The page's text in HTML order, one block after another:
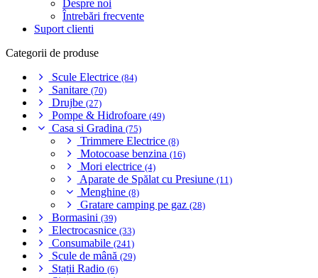
Despre noi
Întrebări frecvente
Suport clienti
Categorii de produse
Scule Electrice (84)
Sanitare (70)
Drujbe (27)
Pompe & Hidrofoare (49)
Casa si Gradina (75)
Trimmere Electrice (8)
Motocoase benzina (16)
Mori electrice (4)
Aparate de Spălat cu Presiune (11)
Menghine (8)
Gratare camping pe gaz (28)
Bormasini (39)
Electrocasnice (33)
Consumabile (241)
Scule de mână (29)
Stații Radio (6)